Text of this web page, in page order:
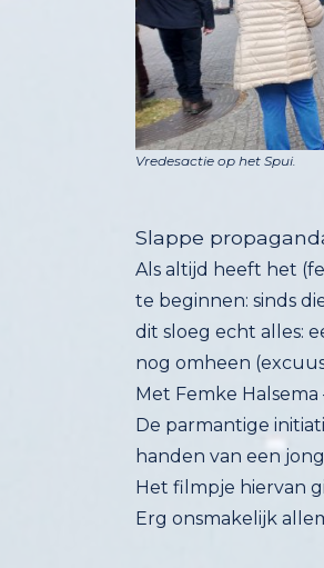
Vredesactie op het Spui.
Slappe
Als altijd heeft het
te beginnen: sinds
dit sloeg echt alles:
nog omheen
Met Femke
De parmantige
handen van een
Het filmpje hiervan
Erg onsmakelijk